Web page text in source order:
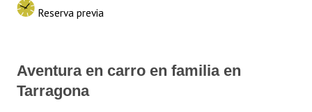
Reserva previa
Aventura en carro en familia en
Tarragona